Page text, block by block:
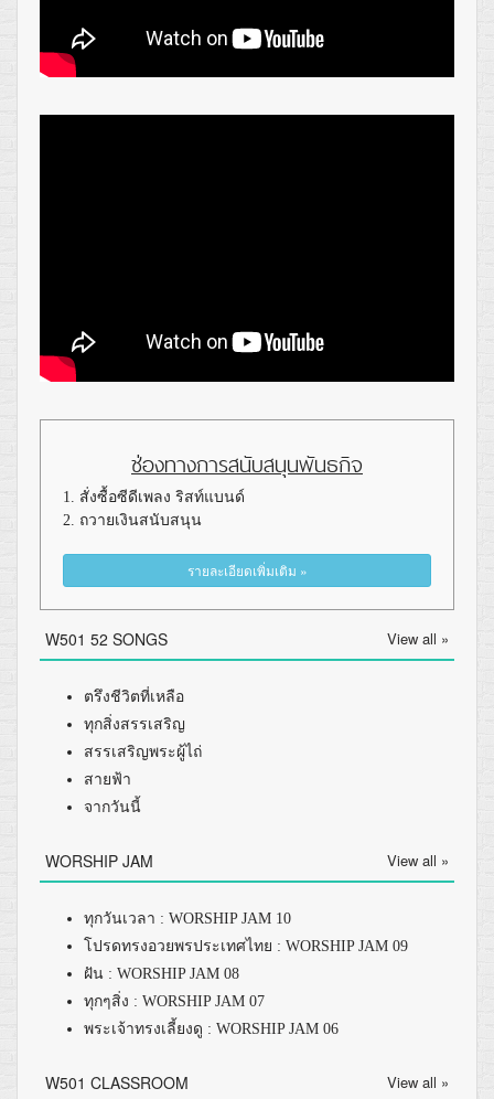
ช่องทางการสนับสนุนพันธกิจ
1. สั่งซื้อซีดีเพลง ริสท์แบนด์
2. ถวายเงินสนับสนุน
รายละเอียดเพิ่มเติม »
W501 52 SONGS View all »
ตรึงชีวิตที่เหลือ
ทุกสิ่งสรรเสริญ
สรรเสริญพระผู้ไถ่
สายฟ้า
จากวันนี้
WORSHIP JAM View all »
ทุกวันเวลา : WORSHIP JAM 10
โปรดทรงอวยพรประเทศไทย : WORSHIP JAM 09
ฝัน : WORSHIP JAM 08
ทุกๆสิ่ง : WORSHIP JAM 07
พระเจ้าทรงเลี้ยงดู : WORSHIP JAM 06
W501 CLASSROOM View all »